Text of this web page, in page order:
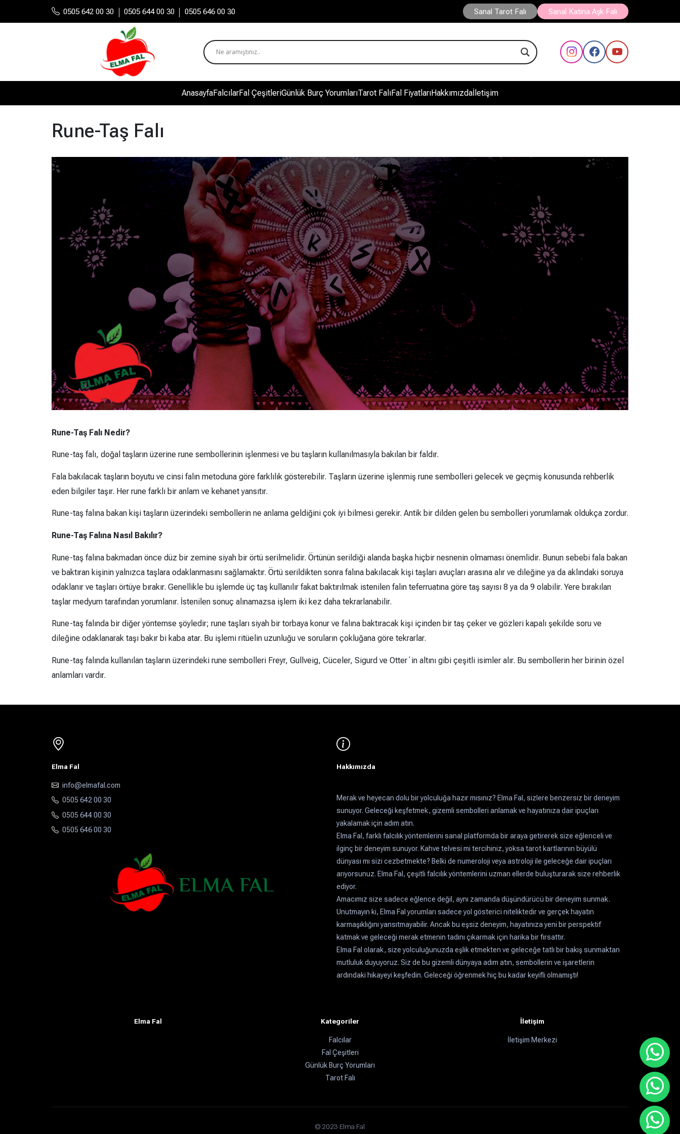
0505 642 00 30 | 0505 644 00 30 | 0505 646 00 30 Sanal Tarot Falı Sanal Katina Aşk Falı
AnasayfaFalcılarFal ÇeşitleriGünlük Burç YorumlarıTarot FalıFal FiyatlarıHakkımızdaİletişim
Rune-Taş Falı
Rune-Taş Falı Nedir?
Rune-taş falı, doğal taşların üzerine rune sembollerinin işlenmesi ve bu taşların kullanılmasıyla bakılan bir faldır.
Fala bakılacak taşların boyutu ve cinsi falın metoduna göre farklılık gösterebilir. Taşların üzerine işlenmiş rune sembolleri gelecek ve geçmiş konusunda rehberlik
eden bilgiler taşır. Her rune farklı bir anlam ve kehanet yansıtır.
Rune-taş falına bakan kişi taşların üzerindeki sembollerin ne anlama geldiğini çok iyi bilmesi gerekir. Antik bir dilden gelen bu sembolleri yorumlamak oldukça zordur.
Rune-Taş Falına Nasıl Bakılır?
Rune-taş falına bakmadan önce düz bir zemine siyah bir örtü serilmelidir. Örtünün serildiği alanda başka hiçbir nesnenin olmaması önemlidir. Bunun sebebi fala bakan
ve baktıran kişinin yalnızca taşlara odaklanmasını sağlamaktır. Örtü serildikten sonra falına bakılacak kişi taşları avuçları arasına alır ve dileğine ya da aklındaki soruya
odaklanır ve taşları örtüye bırakır. Genellikle bu işlemde üç taş kullanılır fakat baktırılmak istenilen falın teferruatına göre taş sayısı 8 ya da 9 olabilir. Yere bırakılan
taşlar medyum tarafından yorumlanır. İstenilen sonuç alınamazsa işlem iki kez daha tekrarlanabilir.
Rune-taş falında bir diğer yöntemse şöyledir; rune taşları siyah bir torbaya konur ve falına baktıracak kişi içinden bir taş çeker ve gözleri kapalı şekilde soru ve
dileğine odaklanarak taşı bakır bi kaba atar. Bu işlemi ritüelin uzunluğu ve soruların çokluğana göre tekrarlar.
Rune-taş falında kullanılan taşların üzerindeki rune sembolleri Freyr, Gullveig, Cüceler, Sigurd ve Otter´in altını gibi çeşitli isimler alır. Bu sembollerin her birinin özel
anlamları vardır.
Elma Fal
info@elmafal.com
0505 642 00 30
0505 644 00 30
0505 646 00 30
Hakkımızda
Merak ve heyecan dolu bir yolculuğa hazır mısınız? Elma Fal, sizlere benzersiz bir deneyim
sunuyor. Geleceği keşfetmek, gizemli sembolleri anlamak ve hayatınıza dair ipuçları
yakalamak için adım atın.
Elma Fal, farklı falcılık yöntemlerini sanal platformda bir araya getirerek size eğlenceli ve
ilginç bir deneyim sunuyor. Kahve telvesi mi tercihiniz, yoksa tarot kartlarının büyülü
dünyası mı sizi cezbetmekte? Belki de numeroloji veya astroloji ile geleceğe dair ipuçları
arıyorsunuz. Elma Fal, çeşitli falcılık yöntemlerini uzman ellerde buluşturarak size rehberlik
ediyor.
Amacımız size sadece eğlence değil, aynı zamanda düşündürücü bir deneyim sunmak.
Unutmayın ki, Elma Fal yorumları sadece yol gösterici niteliktedir ve gerçek hayatın
karmaşıklığını yansıtmayabilir. Ancak bu eşsiz deneyim, hayatınıza yeni bir perspektif
katmak ve geleceği merak etmenin tadını çıkarmak için harika bir fırsattır.
Elma Fal olarak, size yolculuğunuzda eşlik etmekten ve geleceğe tatlı bir bakış sunmaktan
mutluluk duyuyoruz. Siz de bu gizemli dünyaya adım atın, sembollerin ve işaretlerin
ardındaki hikayeyi keşfedin. Geleceği öğrenmek hiç bu kadar keyifli olmamıştı!
Elma Fal Kategoriler
Falcılar
Fal Çeşitleri
Günlük Burç Yorumları
Tarot Falı
İletişim
İletişim Merkezi
© 2023 Elma Fal